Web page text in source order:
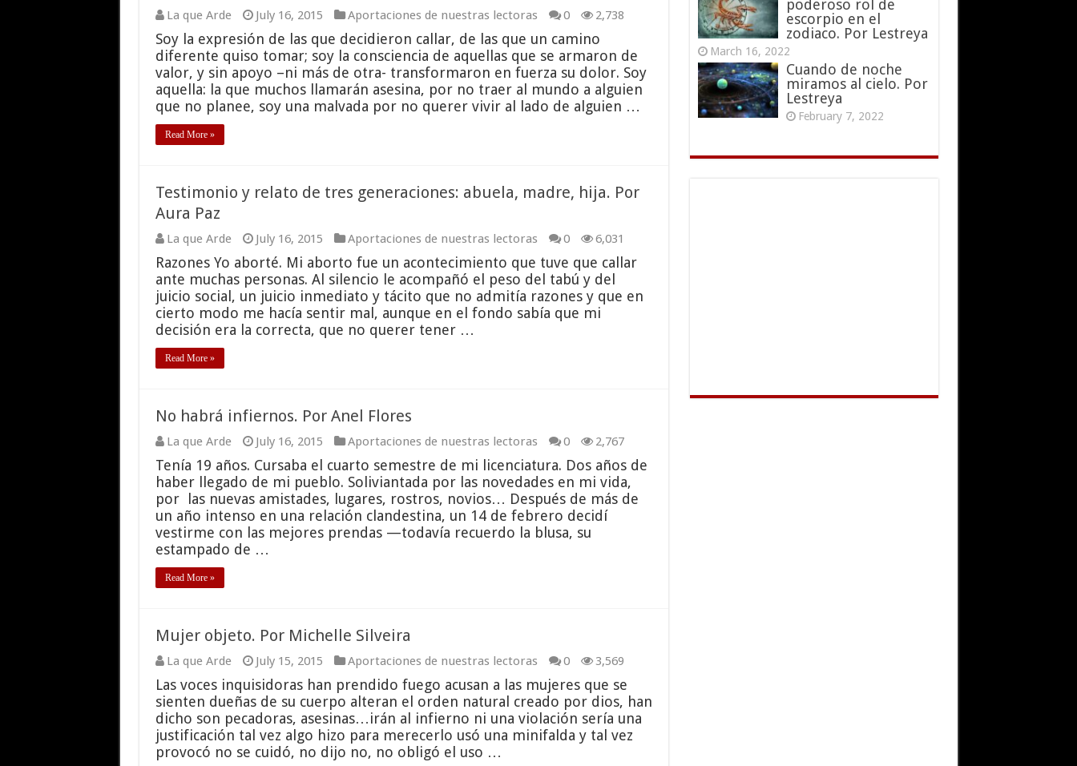
La que Arde July 16, 2015 Aportaciones de nuestras lectoras 0 2,738
Soy la expresión de las que decidieron callar, de las que un camino
diferente quiso tomar; soy la consciencia de aquellas que se armaron de
valor, y sin apoyo –ni más de otra- transformaron en fuerza su dolor. Soy
aquella: la que muchos llamarán asesina, por no traer al mundo a alguien
que no planee, soy una malvada por no querer vivir al lado de alguien …
Read More »
Testimonio y relato de tres generaciones: abuela, madre, hija. Por
Aura Paz
La que Arde July 16, 2015 Aportaciones de nuestras lectoras 0 6,031
Razones Yo aborté. Mi aborto fue un acontecimiento que tuve que callar
ante muchas personas. Al silencio le acompañó el peso del tabú y del
juicio social, un juicio inmediato y tácito que no admitía razones y que en
cierto modo me hacía sentir mal, aunque en el fondo sabía que mi
decisión era la correcta, que no querer tener …
Read More »
No habrá infiernos. Por Anel Flores
La que Arde July 16, 2015 Aportaciones de nuestras lectoras 0 2,767
Tenía 19 años. Cursaba el cuarto semestre de mi licenciatura. Dos años de
haber llegado de mi pueblo. Soliviantada por las novedades en mi vida,
por las nuevas amistades, lugares, rostros, novios… Después de más de
un año intenso en una relación clandestina, un 14 de febrero decidí
vestirme con las mejores prendas —todavía recuerdo la blusa, su
estampado de …
Read More »
Mujer objeto. Por Michelle Silveira
La que Arde July 15, 2015 Aportaciones de nuestras lectoras 0 3,569
Las voces inquisidoras han prendido fuego acusan a las mujeres que se
sienten dueñas de su cuerpo alteran el orden natural creado por dios, han
dicho son pecadoras, asesinas…irán al infierno ni una violación sería una
justificación tal vez algo hizo para merecerlo usó una minifalda y tal vez
provocó no se cuidó, no dijo no, no obligó el uso …
poderoso rol de
escorpio en el
zodiaco. Por Lestreya
March 16, 2022
Cuando de noche
miramos al cielo. Por
Lestreya
February 7, 2022